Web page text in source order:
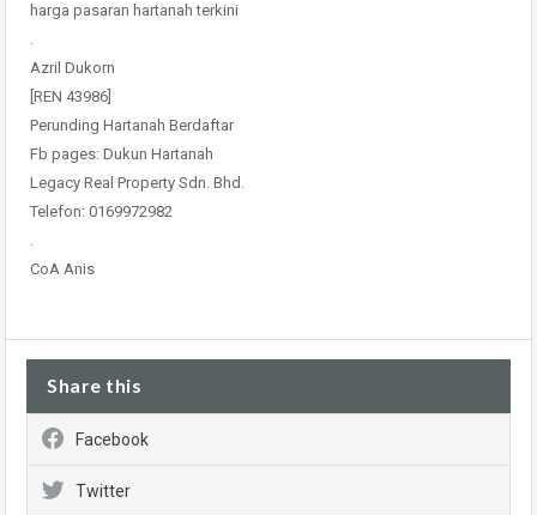
harga pasaran hartanah terkini
.
Azril Dukorn
[REN 43986]
Perunding Hartanah Berdaftar
Fb pages: Dukun Hartanah
Legacy Real Property Sdn. Bhd.
Telefon: 0169972982
.
CoA Anis
Share this
Facebook
Twitter